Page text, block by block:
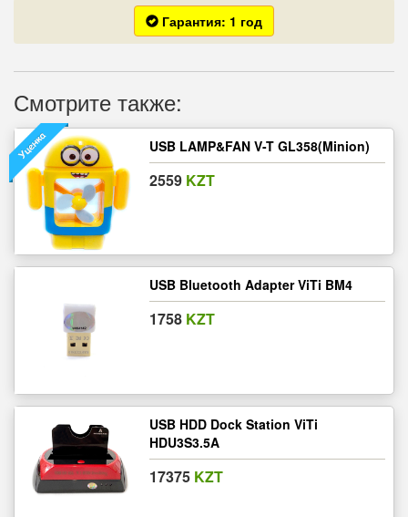
Гарантия: 1 год
Смотрите также:
USB LAMP&FAN V-T GL358(Minion)
2559 KZT
USB Bluetooth Adapter ViTi BM4
1758 KZT
USB HDD Dock Station ViTi
HDU3S3.5A
17375 KZT